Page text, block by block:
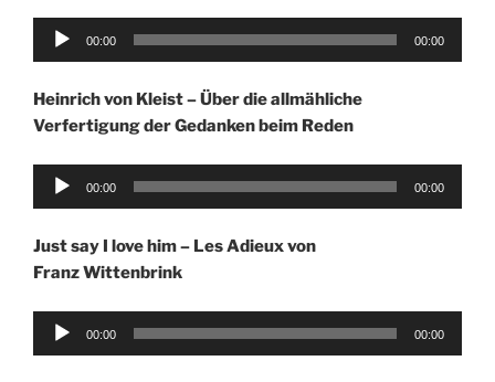
Audio-
00:00 00:00
Heinrich von Kleist – Über die allmähliche
Verfertigung der Gedanken beim Reden
Audio-
00:00 00:00
Just say I love him – Les Adieux von
Franz Wittenbrink
Audio-
00:00 00:00